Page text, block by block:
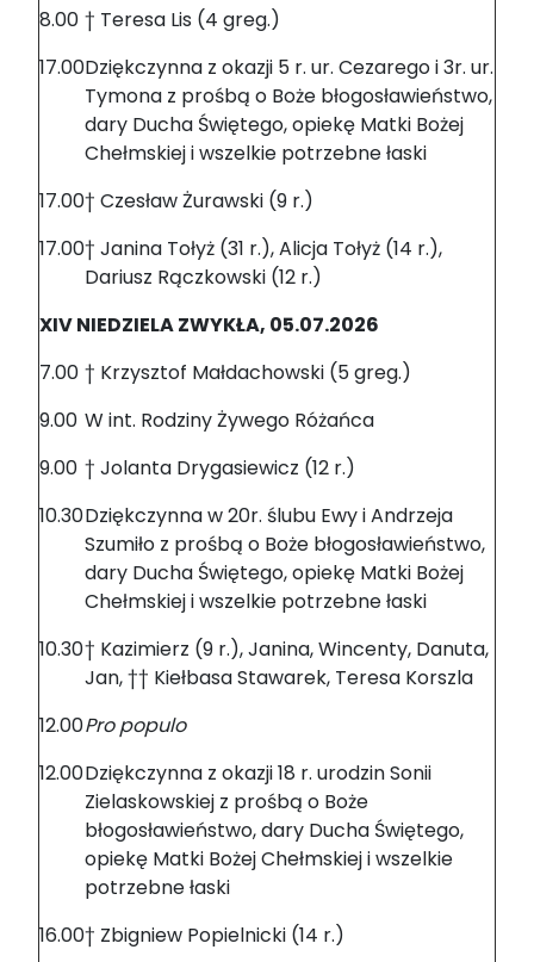
8.00 † Teresa Lis (4 greg.)
17.00Dziękczynna z okazji 5 r. ur. Cezarego i 3r. ur.
Tymona z prośbą o Boże błogosławieństwo,
dary Ducha Świętego, opiekę Matki Bożej
Chełmskiej i wszelkie potrzebne łaski
17.00† Czesław Żurawski (9 r.)
17.00† Janina Tołyż (31 r.), Alicja Tołyż (14 r.),
Dariusz Rączkowski (12 r.)
XIV NIEDZIELA ZWYKŁA, 05.07.2026
7.00 † Krzysztof Małdachowski (5 greg.)
9.00 W int. Rodziny Żywego Różańca
9.00 † Jolanta Drygasiewicz (12 r.)
10.30Dziękczynna w 20r. ślubu Ewy i Andrzeja
Szumiło z prośbą o Boże błogosławieństwo,
dary Ducha Świętego, opiekę Matki Bożej
Chełmskiej i wszelkie potrzebne łaski
10.30† Kazimierz (9 r.), Janina, Wincenty, Danuta,
Jan, †† Kiełbasa Stawarek, Teresa Korszla
12.00Pro populo
12.00Dziękczynna z okazji 18 r. urodzin Sonii
Zielaskowskiej z prośbą o Boże
błogosławieństwo, dary Ducha Świętego,
opiekę Matki Bożej Chełmskiej i wszelkie
potrzebne łaski
16.00† Zbigniew Popielnicki (14 r.)